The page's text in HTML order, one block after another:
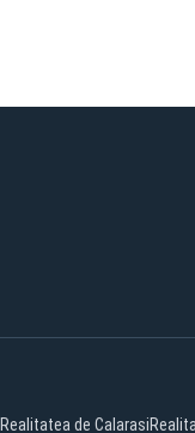
Realitatea de Calarasi